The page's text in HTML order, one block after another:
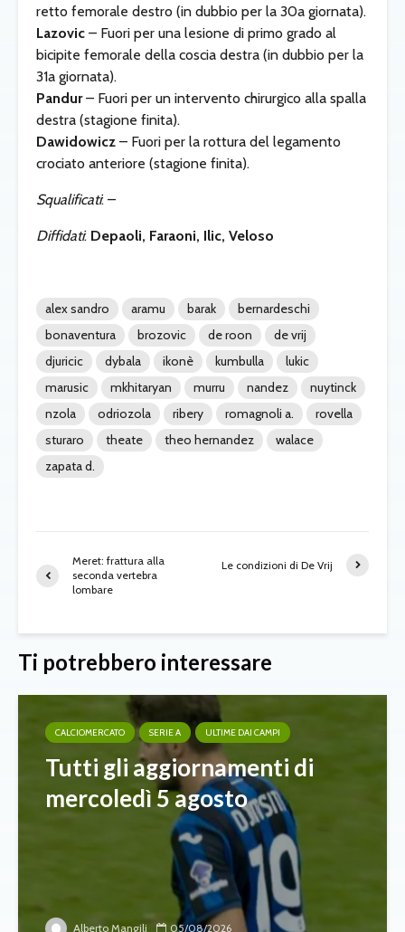
retto femorale destro (in dubbio per la 30a giornata).
Lazovic – Fuori per una lesione di primo grado al
bicipite femorale della coscia destra (in dubbio per la
31a giornata).
Pandur– Fuori per un intervento chirurgico alla spalla
destra (stagione finita).
Dawidowicz – Fuori per la rottura del legamento
crociato anteriore (stagione finita).
Squalificati: –
Diffidati: Depaoli, Faraoni, Ilic, Veloso
alex sandro aramu barak
bernardeschi
bonaventura
brozovic de roon
de vrij
djuricic
dybala ikonè kumbulla
lukic
marusic
mkhitaryan murru nandez
nuytinck
nzola
odriozola ribery romagnoli a.
rovella
sturaro
theate theo hernandez
walace
zapata d.
Meret: frattura alla
seconda vertebra
lombare
Le condizioni di De Vrij
Ti potrebbero interessare
CALCIOMERCATO SERIE A ULTIME DAI CAMPI
Tutti gli aggiornamenti di
mercoledì 5 agosto
Alberto Mangili 05/08/2026